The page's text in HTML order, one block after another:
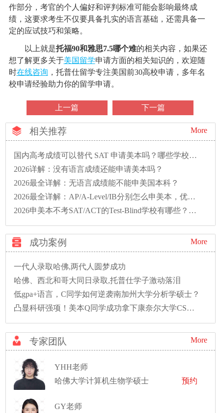
作部分，考官的个人偏好和评判标准可能会影响最终成
绩，这要求考生不仅要具备扎实的语言基础，还需具备一
定的应试技巧和策略。
以上就是托福90和雅思7.5哪个难的相关内容，如果还
想了解更多关于美国留学申请方面的相关知识的，欢迎随
时在线咨询 ，托普仕留学专注美国前30高校申请，多年名
校申请经验助力你的留学申请。
上一篇 下一篇
相关推荐 More
国内高考成绩可以替代 SAT 申请美本吗？哪些学校接受？
2026详解：没有语言成绩还能申请美本吗？
2026最全详解：无语言成绩能不能申美国本科？
2026最全详解：AP/A-Level/IB分别怎么申美本，优势区别?
2026申美本不考SAT/ACT的Test-Blind学校有哪些？含金量低吗？
成功案例 More
一代人录取哈佛,两代人圆梦成功
哈佛、西北和哥大同日录取,托普仕学子激动落泪
低gpa+语言，C同学如何逆袭南加州大学分析学硕士？
凸显科研强项！美本Q同学成功拿下康奈尔大学CS硕士录取！
专家团队 More
YHH老师
哈佛大学计算机生物学硕士
预约
GY老师